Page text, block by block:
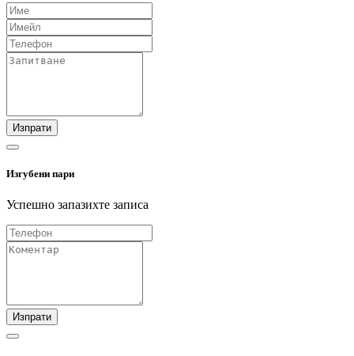
Изпрати
Изгубени пари
Успешно запазихте записа
Изпрати